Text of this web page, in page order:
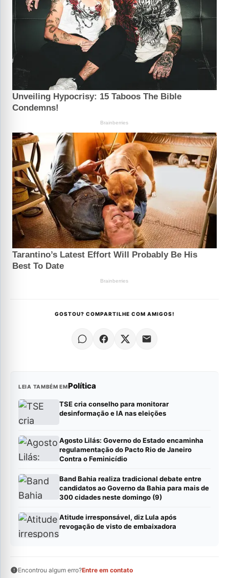
GOSTOU? COMPARTILHE COM AMIGOS!
LEIA TAMBÉM EMPolítica
TSE cria conselho para monitorar
desinformação e IA nas eleições
Agosto Lilás: Governo do Estado encaminha
regulamentação do Pacto Rio de Janeiro
Contra o Feminicídio
Band Bahia realiza tradicional debate entre
candidatos ao Governo da Bahia para mais de
300 cidades neste domingo (9)
Atitude irresponsável, diz Lula após
revogação de visto de embaixadora
Encontrou algum erro?Entre em contato